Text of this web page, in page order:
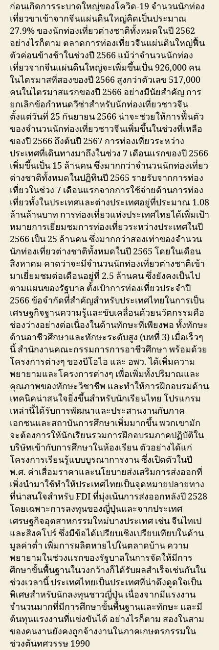
ก่อนเกิดการระบาดใหญ่ของโควิด-19 จำนวนนักท่อง
เที่ยวขาเข้าจากจีนแผ่นดินใหญ่คิดเป็นประมาณ
27.9% ของนักท่องเที่ยวต่างชาติทั้งหมดในปี 2562
อย่างไรก็ตาม ตลาดการท่องเที่ยวจีนแผ่นดินใหญ่ฟื้น
ตัวค่อนข้างช้าในช่วงปี 2566 แม้ว่าจำนวนนักท่อง
เที่ยวจากจีนแผ่นดินใหญ่จะเพิ่มขึ้นเป็น 926,000 คน
ในไตรมาสที่สองของปี 2566 สูงกว่าตัวเลข 517,000
คนในไตรมาสแรกของปี 2566 อย่างมีนัยสำคัญ การ
ยกเลิกข้อกำหนดวีซ่าสำหรับนักท่องเที่ยวชาวจีน
ตั้งแต่วันที่ 25 กันยายน 2566 น่าจะช่วยให้การฟื้นตัว
ของจำนวนนักท่องเที่ยวชาวจีนเพิ่มขึ้นในช่วงที่เหลือ
ของปี 2566 ถึงต้นปี 2567 การท่องเที่ยวระหว่าง
ประเทศที่เดินทางมาถึงในช่วง 7 เดือนแรกของปี 2566
เพิ่มขึ้นเป็น 15 ล้านคน ซึ่งมากกว่าจำนวนนักท่องเที่ยว
ต่างชาติทั้งหมดในปฏิทินปี 2565 รายรับจากการท่อง
เที่ยวในช่วง 7 เดือนแรกจากการใช้จ่ายด้านการท่อง
เที่ยวทั้งในประเทศและต่างประเทศอยู่ที่ประมาณ 1.08
ล้านล้านบาท การท่องเที่ยวแห่งประเทศไทยได้เพิ่มเป้า
หมายการเยี่ยมชมการท่องเที่ยวระหว่างประเทศในปี
2566 เป็น 25 ล้านคน ซึ่งมากกว่าสองเท่าของจำนวน
นักท่องเที่ยวต่างชาติทั้งหมดในปี 2565 โดยในเดือน
สิงหาคม คาดว่าจะมีจำนวนนักท่องเที่ยวต่างชาติเข้า
มาเยี่ยมชมต่อเดือนอยู่ที่ 2.5 ล้านคน ซึ่งยังคงเป็นไป
ตามแผนของรัฐบาล ตั้งเป้าการท่องเที่ยวประจำปี
2566 ข้อจำกัดที่สำคัญสำหรับประเทศไทยในการเป็น
เศรษฐกิจฐานความรู้และขับเคลื่อนด้วยนวัตกรรมคือ
ช่องว่างอย่างต่อเนื่องในด้านทักษะที่เพียงพอ ทั้งทักษะ
ด้านอาชีวศึกษาและทักษะระดับสูง (บทที่ 3) เมื่อเร็วๆ
นี้ สำนักงานคณะกรรมการการอาชีวศึกษา พร้อมด้วย
โครงการต่างๆ ของบีโอไอ และ อพว. ได้เพิ่มความ
พยายามและโครงการต่างๆ เพื่อเพิ่มทั้งปริมาณและ
คุณภาพของทักษะวิชาชีพ และทำให้การฝึกอบรมด้าน
เทคนิคน่าสนใจยิ่งขึ้นสำหรับนักเรียนไทย โปรแกรม
เหล่านี้ได้รับการพัฒนาและประสานงานกับภาค
เอกชนและสถาบันการศึกษาเพิ่มมากขึ้น พวกเขามัก
จะต้องการให้นักเรียนรวมการฝึกอบรมภาคปฏิบัติใน
บริษัทเข้ากับการศึกษาในห้องเรียน ตัวอย่างได้แก่
โครงการเรียนรู้แบบบูรณาการงาน ซึ่งเปิดตัวในปี
พ.ศ. ค่าเสื่อมราคาและนโยบายส่งเสริมการส่งออกที่
เพิ่งนำมาใช้ทำให้ประเทศไทยเป็นจุดหมายปลายทาง
ที่น่าสนใจสำหรับ FDI ที่มุ่งเน้นการส่งออกหลังปี 2528
โดยเฉพาะการลงทุนของญี่ปุ่นและจากประเทศ
เศรษฐกิจอุตสาหกรรมใหม่บางประเทศ เช่น จีนไทเป
และสิงคโปร์ ซึ่งมีข้อได้เปรียบเชิงเปรียบเทียบในด้าน
มูลค่าต่ำ เพิ่มการผลิตหายไปในตลาดบ้าน ความ
พยายามในช่วงแรกของรัฐบาลในการจัดให้มีการ
ศึกษาขั้นพื้นฐานในวงกว้างก็ได้รับผลสำเร็จเช่นกันใน
ช่วงเวลานี้ ประเทศไทยเป็นประเทศที่น่าดึงดูดใจเป็น
พิเศษสำหรับนักลงทุนชาวญี่ปุ่น เนื่องจากมีแรงงาน
จำนวนมากที่มีการศึกษาขั้นพื้นฐานและทักษะ และมี
ต้นทุนแรงงานที่แข่งขันได้ อย่างไรก็ตาม สองในสาม
ของคนงานยังคงถูกจ้างงานในภาคเกษตรกรรมใน
ช่วงต้นทศวรรษ 1990